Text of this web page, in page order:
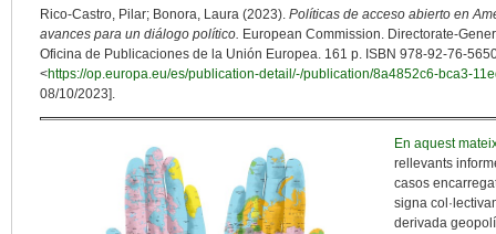
Rico-Castro, Pilar; Bonora, Laura (2023). Políticas de acceso abierto en
avances para un diálogo político. European Commission. Directorate-
Oficina de Publicaciones de la Unión Europea. 161 p. ISBN 978-92-76-
<https://op.europa.eu/es/publication-detail/-/publication/8a4852c6-bca3-
08/10/2023].
En aquest
rellevants
casos
signa
derivada